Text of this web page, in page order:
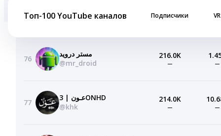
Топ-100 YouTube каналов Подписчики VR
76
مستر درويد
@mr_droid
216.0K
— —
77
عـون | 3ONHD
@khk
214.0K
— —